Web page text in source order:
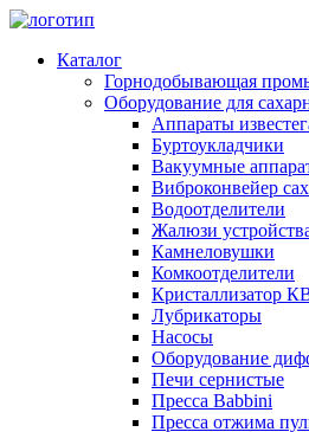
Каталог
Горнодобывающая
Оборудование для
Аппараты
Буртоукладчики
Вакуумные
Виброконвейер
Водоотделители
Жалюзи
Камнеловушки
Комкоотделители
Кристаллизатор
Лубрикаторы
Насосы
Оборудование
Печи сернистые
Пресса Babbini
Пресса отжима